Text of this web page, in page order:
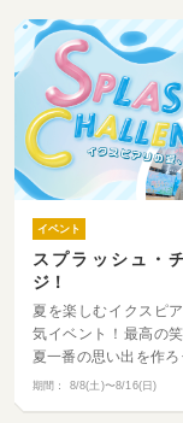
イベント
スプラッシュ・
ジ！
夏を楽しむイクスピ
気イベント！最高の
夏一番の思い出を作ろ
期間： 8/8(土)〜8/16(日)